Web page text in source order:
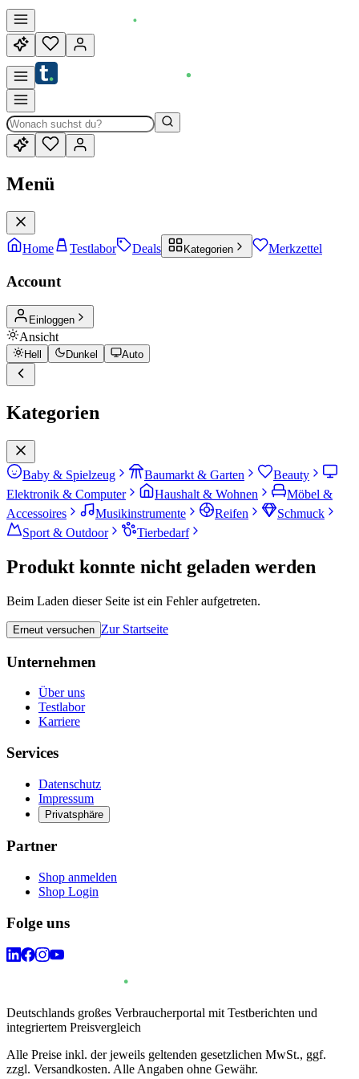
Menü
Home Testlabor Deals Kategorien Merkzettel
Account
Einloggen
Ansicht
Hell Dunkel Auto
Kategorien
Baby & Spielzeug Baumarkt & Garten
Beauty
Elektronik & Computer
Haushalt & Wohnen
Möbel &
Accessoires
Musikinstrumente Reifen
Schmuck
Sport & Outdoor
Tierbedarf
Produkt konnte nicht geladen werden
Beim Laden dieser Seite ist ein Fehler aufgetreten.
Erneut versuchen Zur Startseite
Unternehmen
Über uns
Testlabor
Karriere
Services
Datenschutz
Impressum
Privatsphäre
Partner
Shop anmelden
Shop Login
Folge uns
Deutschlands großes Verbraucherportal mit Testberichten und
integriertem Preisvergleich
Alle Preise inkl. der jeweils geltenden gesetzlichen MwSt., ggf.
zzgl. Versandkosten. Alle Angaben ohne Gewähr.